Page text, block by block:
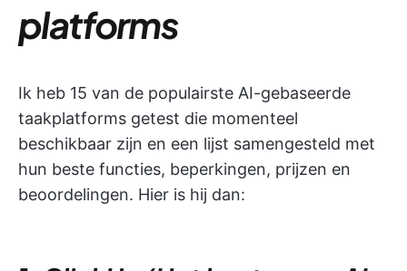
platforms
Ik heb 15 van de populairste AI-gebaseerde
taakplatforms getest die momenteel
beschikbaar zijn en een lijst samengesteld met
hun beste functies, beperkingen, prijzen en
beoordelingen. Hier is hij dan: